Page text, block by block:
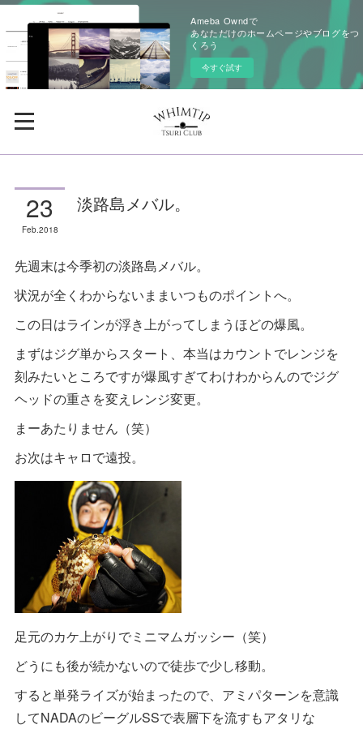
Ameba Owndで
あなただけのホームページやブログをつ
くろう
今すぐ試す
23
Feb 2018
淡路島メバル。
先週末は今季初の淡路島メバル。
状況が全くわからないままいつものポイントへ。
この日はラインが浮き上がってしまうほどの爆風。
まずはジグ単からスタート、本当はカウントでレンジを
刻みたいところですが爆風すぎてわけわからんのでジグ
ヘッドの重さを変えレンジ変更。
まーあたりません（笑）
お次はキャロで遠投。
足元のカケ上がりでミニマムガッシー（笑）
どうにも後が続かないので徒歩で少し移動。
すると単発ライズが始まったので、アミパターンを意識
してNADAのビーグルSSで表層下を流すもアタリな